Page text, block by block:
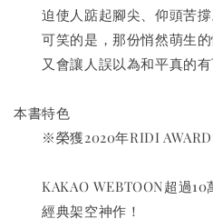
迫使人踮起腳尖、仰頭苦撐
可笑的是，那份悄然萌生的
又會讓人誤以為和平真的有
本書特色
※榮獲2020年RIDI AWARDS
KAKAO WEBTOON超過10
經典架空神作！